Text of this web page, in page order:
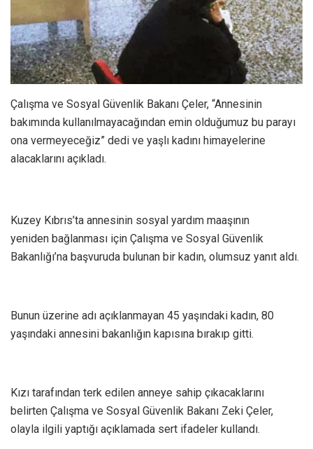
Çalışma ve Sosyal Güvenlik Bakanı Çeler, “Annesinin
bakımında kullanılmayacağından emin olduğumuz bu parayı
ona vermeyeceğiz” dedi ve yaşlı kadını himayelerine
alacaklarını açıkladı.
Kuzey Kıbrıs’ta annesinin sosyal yardım maaşının
yeniden bağlanması için Çalışma ve Sosyal Güvenlik
Bakanlığı’na başvuruda bulunan bir kadın, olumsuz yanıt aldı.
Bunun üzerine adı açıklanmayan 45 yaşındaki kadın, 80
yaşındaki annesini bakanlığın kapısına bırakıp gitti.
Kızı tarafından terk edilen anneye sahip çıkacaklarını
belirten Çalışma ve Sosyal Güvenlik Bakanı Zeki Çeler,
olayla ilgili yaptığı açıklamada sert ifadeler kullandı.